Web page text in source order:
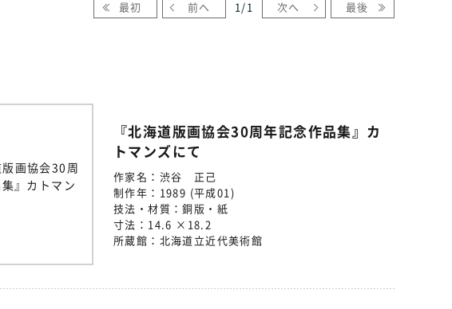
最初 前へ 1/1 次へ 最後
『北海道版画協会30周年記念作品集』カ
トマンズにて
作家名： 渋谷 正己
制作年： 1989 (平成01)
技法・材質：銅版・紙
寸法： 14.6 ×18.2
所蔵館： 北海道立近代美術館